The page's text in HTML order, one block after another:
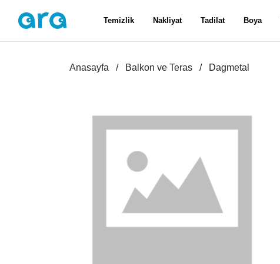
Temizlik Nakliyat Tadilat Boya
Anasayfa Balkon ve Teras Dagmetal